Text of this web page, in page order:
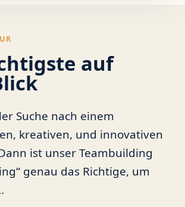
auf
Suche nach einem
kreativen, und innovativen
ist unser Teambuilding
genau das Richtige, um